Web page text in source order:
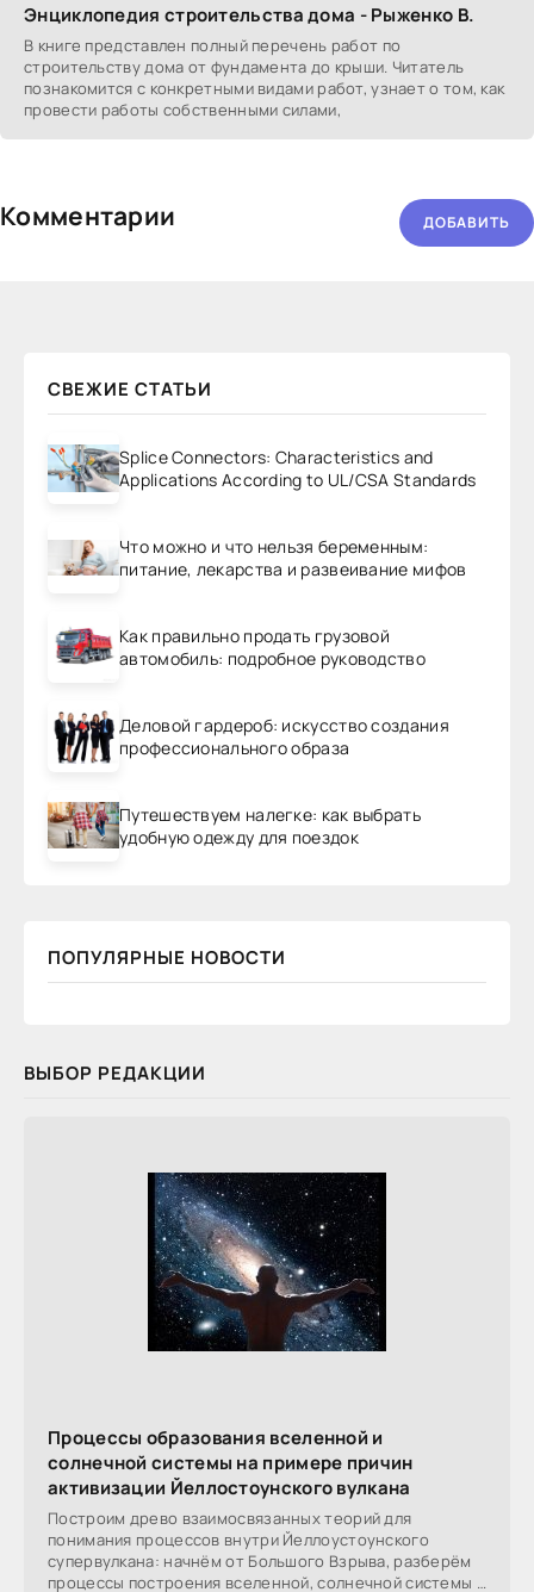
Энциклопедия строительства дома - Рыженко В.
В книге представлен полный перечень работ по
строительству дома от фундамента до крыши. Читатель
познакомится с конкретными видами работ, узнает о том, как
провести работы собственными силами,
Комментарии ДОБАВИТЬ
СВЕЖИЕ СТАТЬИ
Splice Connectors: Characteristics and
Applications According to UL/CSA Standards
Что можно и что нельзя беременным:
питание, лекарства и развеивание мифов
Как правильно продать грузовой
автомобиль: подробное руководство
Деловой гардероб: искусство создания
профессионального образа
Путешествуем налегке: как выбрать
удобную одежду для поездок
ПОПУЛЯРНЫЕ НОВОСТИ
ВЫБОР РЕДАКЦИИ
Процессы образования вселенной и
солнечной системы на примере причин
активизации Йеллостоунского вулкана
Построим древо взаимосвязанных теорий для
понимания процессов внутри Йеллоустоунского
супервулкана: начнём от Большого Взрыва, разберём
процессы построения вселенной, солнечной системы в